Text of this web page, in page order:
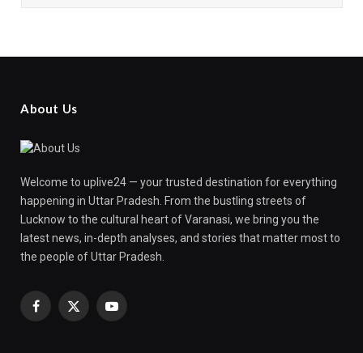
About Us
Welcome to uplive24 — your trusted destination for everything
happening in Uttar Pradesh. From the bustling streets of
Lucknow to the cultural heart of Varanasi, we bring you the
latest news, in-depth analyses, and stories that matter most to
the people of Uttar Pradesh.
Facebook
X
YouTube